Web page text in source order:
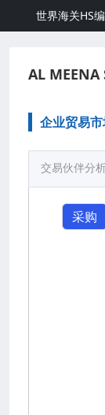
世界海关HS
AL MEENA
企业贸易
交易伙伴分
采购